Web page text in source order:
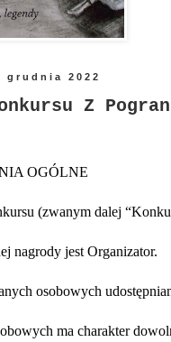
grudnia 2022
Z
OGÓLNE
(zwanym dalej
nagrody jest Organizator.
osobowych
ma charakter